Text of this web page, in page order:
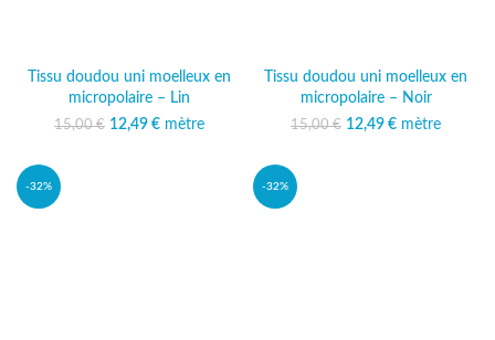
Tissu doudou uni moelleux en
micropolaire – Lin
15,00€ Le prix initial était :
12,49 €
Le prix
mètre
Tissu doudou uni moelleux en
micropolaire – Noir
15,00€ Le prix initial était :
12,49 €
Le prix
mètre
-32% -32%